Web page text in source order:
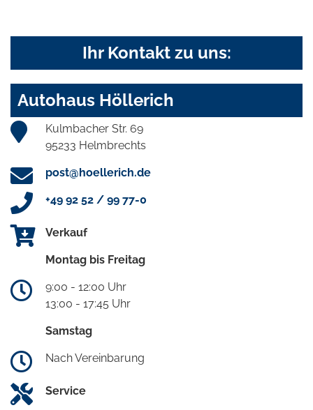
Ihr Kontakt zu uns:
Autohaus Höllerich
Kulmbacher Str. 69
95233 Helmbrechts
post@hoellerich.de
+49 92 52 / 99 77-0
Verkauf
Montag bis Freitag
9:00 - 12:00 Uhr
13:00 - 17:45 Uhr
Samstag
Nach Vereinbarung
Service